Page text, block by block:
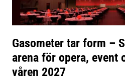
Gasometer tar form –
arena för opera, event
våren 2027